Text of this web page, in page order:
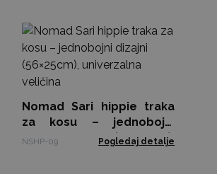
Nomad Sari hippie traka
za kosu – jednobojni
dizajni (56×25cm),
NSHP-09 Pogledaj detalje